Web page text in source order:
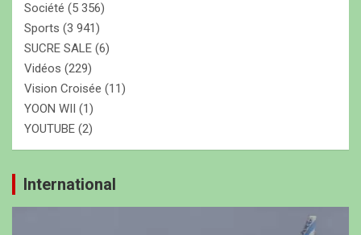
Société (5 356)
Sports (3 941)
SUCRE SALE (6)
Vidéos (229)
Vision Croisée (11)
YOON WII (1)
YOUTUBE (2)
International